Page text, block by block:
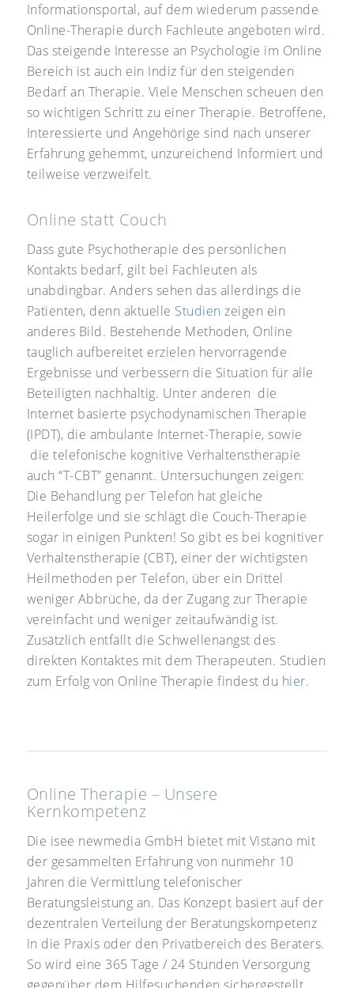
Informationsportal, auf dem wiederum passende
Online-Therapie durch Fachleute angeboten wird.
Das steigende Interesse an Psychologie im Online
Bereich ist auch ein Indiz für den steigenden
Bedarf an Therapie. Viele Menschen scheuen den
so wichtigen Schritt zu einer Therapie. Betroffene,
Interessierte und Angehörige sind nach unserer
Erfahrung gehemmt, unzureichend Informiert und
teilweise verzweifelt.
Online statt Couch
Dass gute Psychotherapie des persönlichen
Kontakts bedarf, gilt bei Fachleuten als
unabdingbar. Anders sehen das allerdings die
Patienten, denn aktuelle Studien zeigen ein
anderes Bild. Bestehende Methoden, Online
tauglich aufbereitet erzielen hervorragende
Ergebnisse und verbessern die Situation für alle
Beteiligten nachhaltig. Unter anderen die
Internet basierte psychodynamischen Therapie
(IPDT), die ambulante Internet-Therapie, sowie
die telefonische kognitive Verhaltenstherapie
auch “T-CBT” genannt. Untersuchungen zeigen:
Die Behandlung per Telefon hat gleiche
Heilerfolge und sie schlägt die Couch-Therapie
sogar in einigen Punkten! So gibt es bei kognitiver
Verhaltenstherapie (CBT), einer der wichtigsten
Heilmethoden per Telefon, über ein Drittel
weniger Abbrüche, da der Zugang zur Therapie
vereinfacht und weniger zeitaufwändig ist.
Zusätzlich entfällt die Schwellenangst des
direkten Kontaktes mit dem Therapeuten. Studien
zum Erfolg von Online Therapie findest du hier.
Online Therapie – Unsere
Kernkompetenz
Die isee newmedia GmbH bietet mit Vistano mit
der gesammelten Erfahrung von nunmehr 10
Jahren die Vermittlung telefonischer
Beratungsleistung an. Das Konzept basiert auf der
dezentralen Verteilung der Beratungskompetenz
in die Praxis oder den Privatbereich des Beraters.
So wird eine 365 Tage / 24 Stunden Versorgung